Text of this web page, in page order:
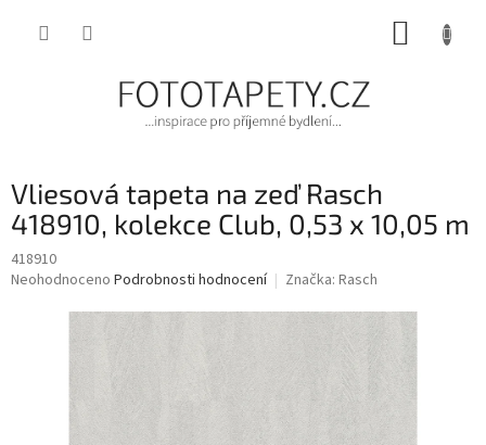
Vliesová tapeta na zeď Rasch
418910, kolekce Club, 0,53 x 10,05 m
418910
Průměrné
Neohodnoceno Podrobnosti hodnocení Značka: Rasch